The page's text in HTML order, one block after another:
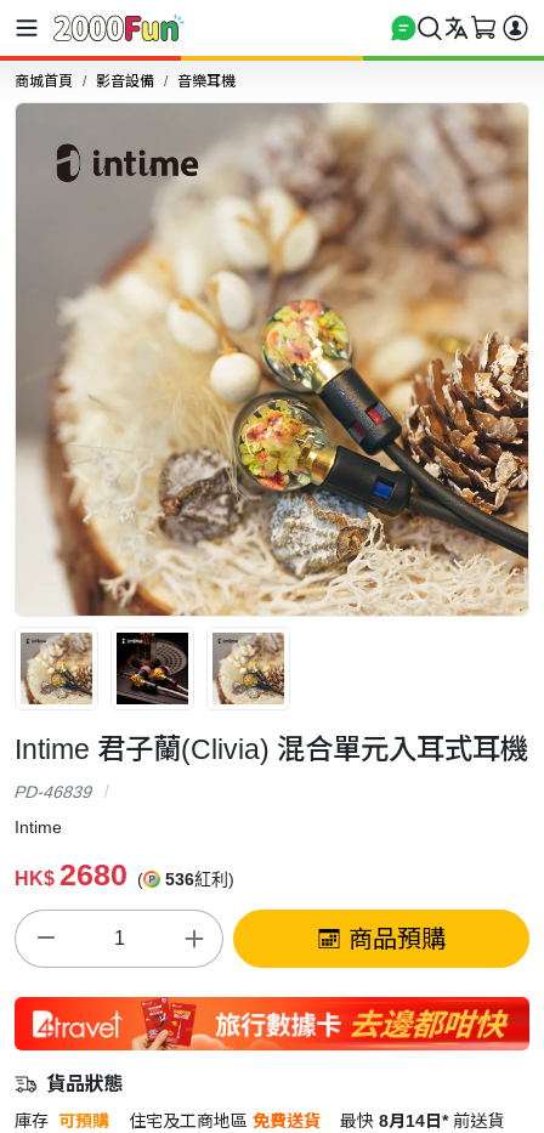
商城首頁 影音設備 音樂耳機
Intime 君子蘭(Clivia) 混合單元入耳式耳機
PD-46839
Intime
HK$ 2680 ( 536紅利)
商品預購
貨品狀態
庫存 可預購 住宅及工商地區 免費送貨 最快 8月14日* 前送貨